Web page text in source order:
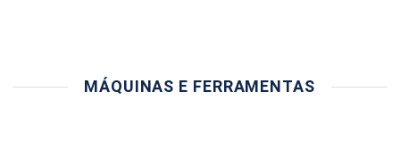
MÁQUINAS E FERRAMENTAS